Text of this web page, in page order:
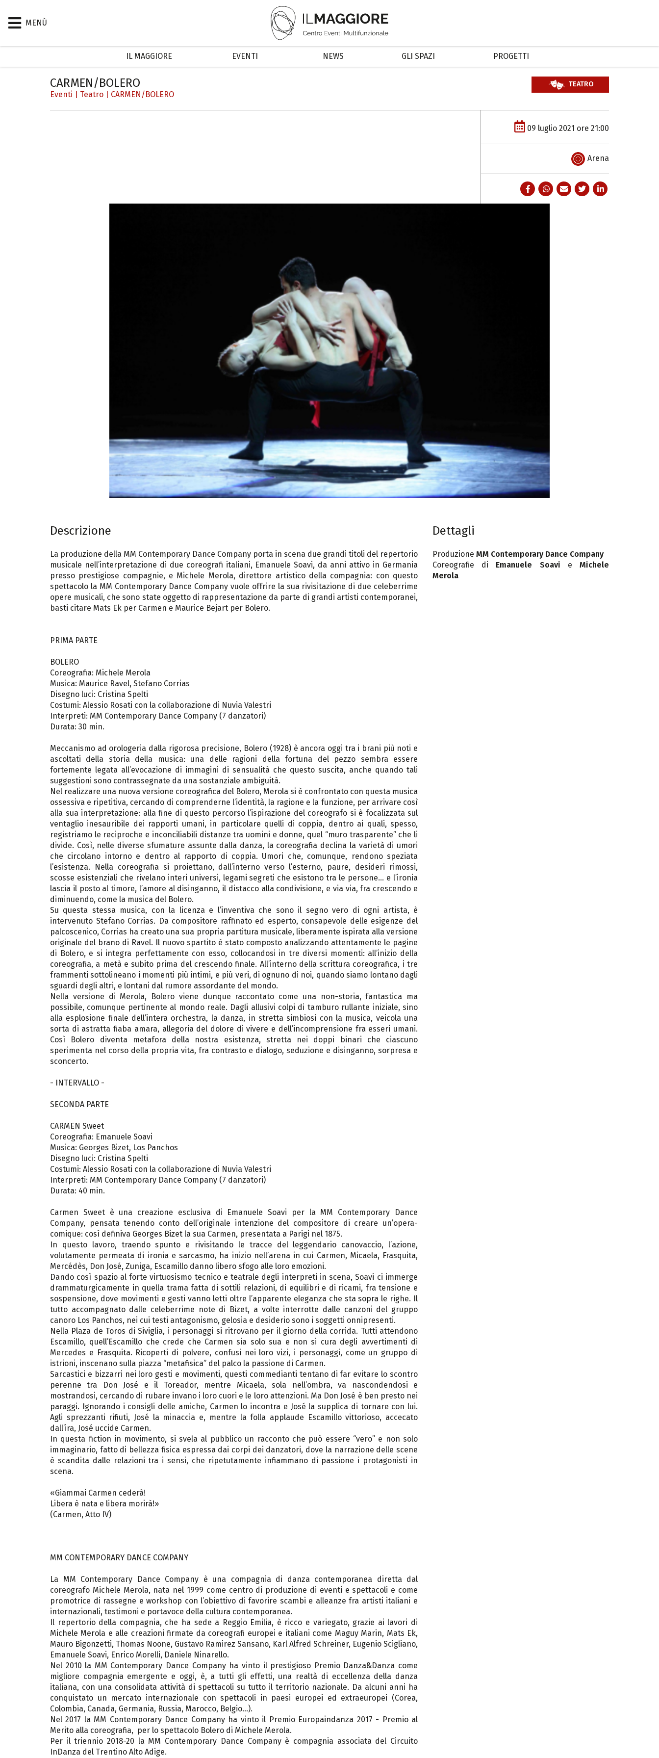
MENÙ
IL MAGGIORE EVENTI NEWS GLI SPAZI PROGETTI
CARMEN/BOLERO
Eventi Teatro CARMEN/BOLERO
TEATRO
09 luglio 2021 ore 21:00
Arena
Descrizione
La produzione della MM Contemporary Dance Company porta in scena due grandi titoli del repertorio
musicale nell’interpretazione di due coreografi italiani, Emanuele Soavi, da anni attivo in Germania
presso prestigiose compagnie, e Michele Merola, direttore artistico della compagnia: con questo
spettacolo la MM Contemporary Dance Company vuole offrire la sua rivisitazione di due celeberrime
opere musicali, che sono state oggetto di rappresentazione da parte di grandi artisti contemporanei,
basti citare Mats Ek per Carmen e Maurice Bejart per Bolero.
PRIMA PARTE
BOLERO
Coreografia: Michele Merola
Musica: Maurice Ravel, Stefano Corrias
Disegno luci: Cristina Spelti
Costumi: Alessio Rosati con la collaborazione di Nuvia Valestri
Interpreti: MM Contemporary Dance Company (7 danzatori)
Durata: 30 min.
Meccanismo ad orologeria dalla rigorosa precisione, Bolero (1928) è ancora oggi tra i brani più noti e
ascoltati della storia della musica: una delle ragioni della fortuna del pezzo sembra essere
fortemente legata all’evocazione di immagini di sensualità che questo suscita, anche quando tali
suggestioni sono contrassegnate da una sostanziale ambiguità.
Nel realizzare una nuova versione coreografica del Bolero, Merola si è confrontato con questa musica
ossessiva e ripetitiva, cercando di comprenderne l’identità, la ragione e la funzione, per arrivare così
alla sua interpretazione: alla fine di questo percorso l’ispirazione del coreografo si è focalizzata sul
ventaglio inesauribile dei rapporti umani, in particolare quelli di coppia, dentro ai quali, spesso,
registriamo le reciproche e inconciliabili distanze tra uomini e donne, quel “muro trasparente” che li
divide. Così, nelle diverse sfumature assunte dalla danza, la coreografia declina la varietà di umori
che circolano intorno e dentro al rapporto di coppia. Umori che, comunque, rendono speziata
l’esistenza. Nella coreografia si proiettano, dall’interno verso l’esterno, paure, desideri rimossi,
scosse esistenziali che rivelano interi universi, legami segreti che esistono tra le persone… e l’ironia
lascia il posto al timore, l’amore al disinganno, il distacco alla condivisione, e via via, fra crescendo e
diminuendo, come la musica del Bolero.
Su questa stessa musica, con la licenza e l’inventiva che sono il segno vero di ogni artista, è
intervenuto Stefano Corrias. Da compositore raffinato ed esperto, consapevole delle esigenze del
palcoscenico, Corrias ha creato una sua propria partitura musicale, liberamente ispirata alla versione
originale del brano di Ravel. Il nuovo spartito è stato composto analizzando attentamente le pagine
di Bolero, e si integra perfettamente con esso, collocandosi in tre diversi momenti: all’inizio della
coreografia, a metà e subito prima del crescendo finale. All’interno della scrittura coreografica, i tre
frammenti sottolineano i momenti più intimi, e più veri, di ognuno di noi, quando siamo lontano dagli
sguardi degli altri, e lontani dal rumore assordante del mondo.
Nella versione di Merola, Bolero viene dunque raccontato come una non-storia, fantastica ma
possibile, comunque pertinente al mondo reale. Dagli allusivi colpi di tamburo rullante iniziale, sino
alla esplosione finale dell’intera orchestra, la danza, in stretta simbiosi con la musica, veicola una
sorta di astratta fiaba amara, allegoria del dolore di vivere e dell’incomprensione fra esseri umani.
Così Bolero diventa metafora della nostra esistenza, stretta nei doppi binari che ciascuno
sperimenta nel corso della propria vita, fra contrasto e dialogo, seduzione e disinganno, sorpresa e
sconcerto.
- INTERVALLO -
SECONDA PARTE
CARMEN Sweet
Coreografia: Emanuele Soavi
Musica: Georges Bizet, Los Panchos
Disegno luci: Cristina Spelti
Costumi: Alessio Rosati con la collaborazione di Nuvia Valestri
Interpreti: MM Contemporary Dance Company (7 danzatori)
Durata: 40 min.
Carmen Sweet è una creazione esclusiva di Emanuele Soavi per la MM Contemporary Dance
Company, pensata tenendo conto dell’originale intenzione del compositore di creare un’opera-
comique: così definiva Georges Bizet la sua Carmen, presentata a Parigi nel 1875.
In questo lavoro, traendo spunto e rivisitando le tracce del leggendario canovaccio, l’azione,
volutamente permeata di ironia e sarcasmo, ha inizio nell’arena in cui Carmen, Micaela, Frasquita,
Mercédès, Don José, Zuniga, Escamillo danno libero sfogo alle loro emozioni.
Dando così spazio al forte virtuosismo tecnico e teatrale degli interpreti in scena, Soavi ci immerge
drammaturgicamente in quella trama fatta di sottili relazioni, di equilibri e di ricami, fra tensione e
sospensione, dove movimenti e gesti vanno letti oltre l’apparente eleganza che sta sopra le righe. Il
tutto accompagnato dalle celeberrime note di Bizet, a volte interrotte dalle canzoni del gruppo
canoro Los Panchos, nei cui testi antagonismo, gelosia e desiderio sono i soggetti onnipresenti.
Nella Plaza de Toros di Siviglia, i personaggi si ritrovano per il giorno della corrida. Tutti attendono
Escamillo, quell’Escamillo che crede che Carmen sia solo sua e non si cura degli avvertimenti di
Mercedes e Frasquita. Ricoperti di polvere, confusi nei loro vizi, i personaggi, come un gruppo di
istrioni, inscenano sulla piazza “metafisica” del palco la passione di Carmen.
Sarcastici e bizzarri nei loro gesti e movimenti, questi commedianti tentano di far evitare lo scontro
perenne tra Don José e il Toreador, mentre Micaela, sola nell’ombra, va nascondendosi e
mostrandosi, cercando di rubare invano i loro cuori e le loro attenzioni. Ma Don José è ben presto nei
paraggi. Ignorando i consigli delle amiche, Carmen lo incontra e José la supplica di tornare con lui.
Agli sprezzanti rifiuti, José la minaccia e, mentre la folla applaude Escamillo vittorioso, accecato
dall’ira, José uccide Carmen.
In questa fiction in movimento, si svela al pubblico un racconto che può essere “vero” e non solo
immaginario, fatto di bellezza fisica espressa dai corpi dei danzatori, dove la narrazione delle scene
è scandita dalle relazioni tra i sensi, che ripetutamente infiammano di passione i protagonisti in
scena.
«Giammai Carmen cederà!
Libera è nata e libera morirà!»
(Carmen, Atto IV)
MM CONTEMPORARY DANCE COMPANY
La MM Contemporary Dance Company è una compagnia di danza contemporanea diretta dal
coreografo Michele Merola, nata nel 1999 come centro di produzione di eventi e spettacoli e come
promotrice di rassegne e workshop con l’obiettivo di favorire scambi e alleanze fra artisti italiani e
internazionali, testimoni e portavoce della cultura contemporanea.
Il repertorio della compagnia, che ha sede a Reggio Emilia, è ricco e variegato, grazie ai lavori di
Michele Merola e alle creazioni firmate da coreografi europei e italiani come Maguy Marin, Mats Ek,
Mauro Bigonzetti, Thomas Noone, Gustavo Ramirez Sansano, Karl Alfred Schreiner, Eugenio Scigliano,
Emanuele Soavi, Enrico Morelli, Daniele Ninarello.
Nel 2010 la MM Contemporary Dance Company ha vinto il prestigioso Premio Danza&Danza come
migliore compagnia emergente e oggi, è, a tutti gli effetti, una realtà di eccellenza della danza
italiana, con una consolidata attività di spettacoli su tutto il territorio nazionale. Da alcuni anni ha
conquistato un mercato internazionale con spettacoli in paesi europei ed extraeuropei (Corea,
Colombia, Canada, Germania, Russia, Marocco, Belgio…).
Nel 2017 la MM Contemporary Dance Company ha vinto il Premio Europaindanza 2017 - Premio al
Merito alla coreografia, per lo spettacolo Bolero di Michele Merola.
Per il triennio 2018-20 la MM Contemporary Dance Company è compagnia associata del Circuito
InDanza del Trentino Alto Adige.
Dettagli
Produzione MM Contemporary Dance Company
Coreografie di Emanuele Soavi e Michele
Merola